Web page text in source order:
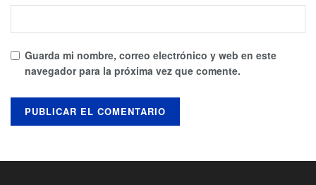
Guarda mi nombre, correo electrónico y web en este
navegador para la próxima vez que comente.